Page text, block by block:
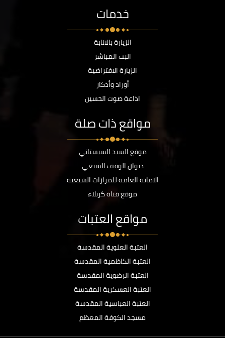
خدمات
الزيارة بالانابة
البث المباشر
الزيارة الافتراضية
أوراد وأذكار
اذاعة صوت الحسين
مواقع ذات صلة
موقع السيد السيستاني
ديوان الوقف الشيعي
الامانة العامة للمزارات الشيعية
موقع قناة كربلاء
مواقع العتبات
العتبة العلوية المقدسة
العتبة الكاظمية المقدسة
العتبة الرضوية المقدسة
العتبة العسكرية المقدسة
العتبة العباسية المقدسة
مسجد الكوفة المعظم